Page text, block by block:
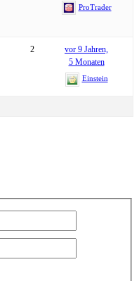
ProTrader
2
vor 9 Jahren,
5 Monaten
Einstein